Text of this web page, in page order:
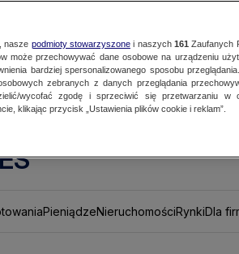
PieniądzeNieruchomościRynkiDla
nasze podmioty stowarzyszonei naszych 161 Zaufanych
może przechowywać dane osobowe na urządzeniu
bardziej spersonalizowanego sposobu
zebranych z danych przeglądania
wycofać zgodę i sprzeciwić się przetwarzaniu w
klikając przycisk „Ustawienia plików cookie i reklam”.